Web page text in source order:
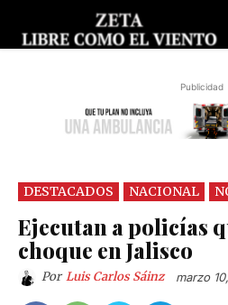
Publicidad
DESTACADOS NACIONAL
Ejecutan a policías
choque en Jalisco
Por Luis Carlos Sáinz marzo